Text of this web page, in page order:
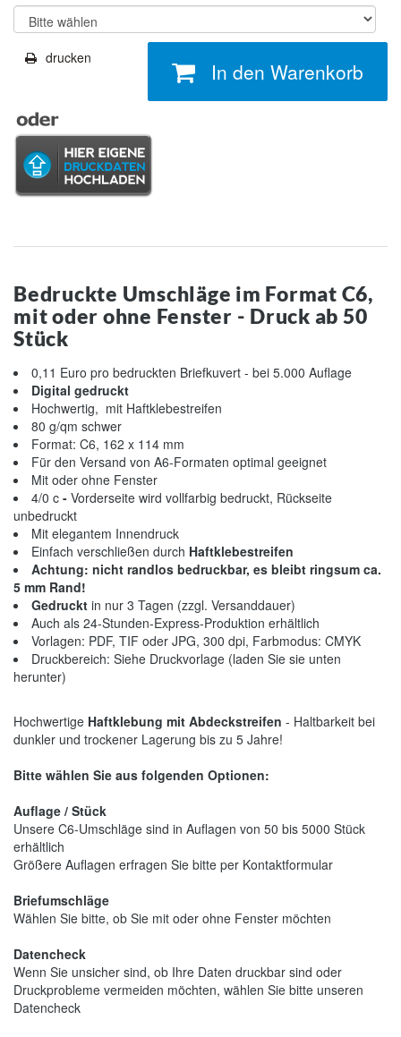
drucken
In den Warenkorb
Bedruckte Umschläge im Format C6,
mit oder ohne Fenster - Druck ab 50
Stück
0,11 Euro pro bedruckten Briefkuvert - bei 5.000 Auflage
Digital gedruckt
Hochwertig, mit Haftklebestreifen
80 g/qm schwer
Format: C6, 162 x 114 mm
Für den Versand von A6-Formaten optimal geeignet
Mit oder ohne Fenster
4/0 c - Vorderseite wird vollfarbig bedruckt, Rückseite
unbedruckt
Mit elegantem Innendruck
Einfach verschließen durch Haftklebestreifen
Achtung: nicht randlos bedruckbar, es bleibt ringsum ca.
5 mm Rand!
Gedruckt in nur 3 Tagen (zzgl. Versanddauer)
Auch als 24-Stunden-Express-Produktion erhältlich
Vorlagen: PDF, TIF oder JPG, 300 dpi, Farbmodus: CMYK
Druckbereich: Siehe Druckvorlage (laden Sie sie unten
herunter)
Hochwertige Haftklebung mit Abdeckstreifen - Haltbarkeit bei
dunkler und trockener Lagerung bis zu 5 Jahre!
Bitte wählen Sie aus folgenden Optionen:
Auflage / Stück
Unsere C6-Umschläge sind in Auflagen von 50 bis 5000 Stück
erhältlich
Größere Auflagen erfragen Sie bitte per Kontaktformular
Briefumschläge
Wählen Sie bitte, ob Sie mit oder ohne Fenster möchten
Datencheck
Wenn Sie unsicher sind, ob Ihre Daten druckbar sind oder
Druckprobleme vermeiden möchten, wählen Sie bitte unseren
Datencheck